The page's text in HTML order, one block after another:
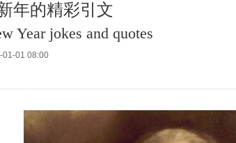
年的精彩引文
Year jokes and quotes
01-01 08:00